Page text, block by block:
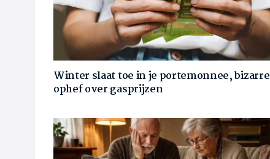
Winter slaat toe in je portemonnee, bizarre
ophef over gasprijzen